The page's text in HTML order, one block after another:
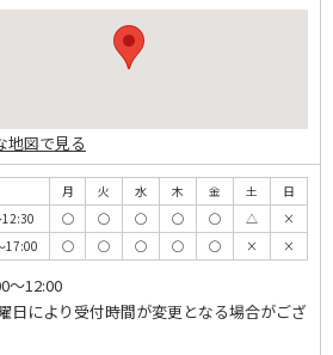
地図で見る
月 火 水 木 金 土
日
◯ ◯ ◯ ◯ ◯ △
×
17:00
◯ ◯ ◯ ◯ ◯ × ×
～12:00
日により受付時間が変更となる場合がござ